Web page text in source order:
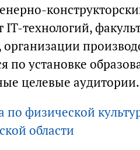
IT-технологий,
организации
установке
целевые аудитории.
по физической
области